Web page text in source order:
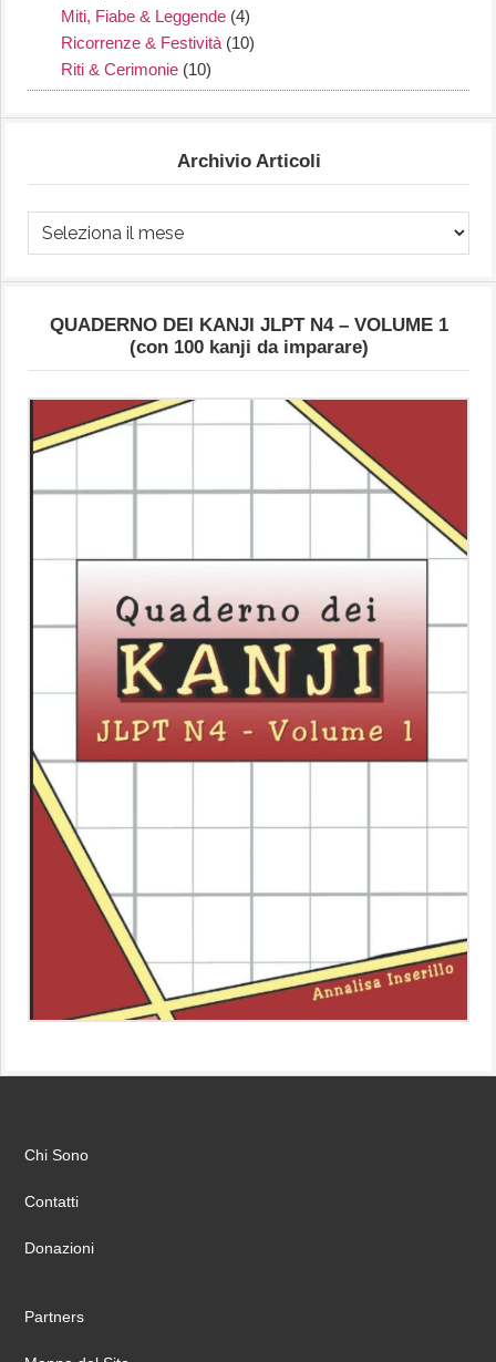
Miti, Fiabe & Leggende (4)
Ricorrenze & Festività (10)
Riti & Cerimonie (10)
Archivio Articoli
Archivio
Articoli
QUADERNO DEI KANJI JLPT N4 – VOLUME 1
(con 100 kanji da imparare)
Chi Sono
Contatti
Donazioni
Partners